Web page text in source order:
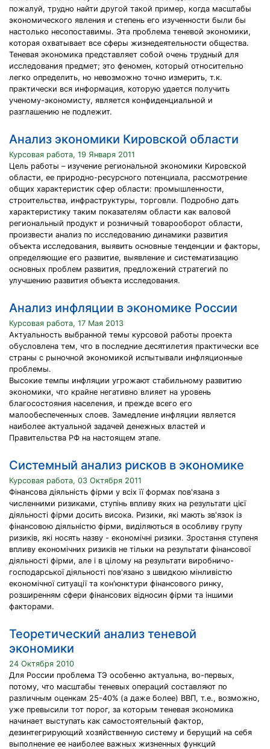
пожалуй, трудно найти другой такой пример, когда масштабы
экономического явления и степень его изученности были бы
настолько несопоставимы. Эта проблема теневой экономики,
которая охватывает все сферы жизнедеятельности общества.
Теневая экономика представляет собой очень трудный для
исследования предмет; это феномен, который относительно
легко определить, но невозможно точно измерить, т.к.
практически вся информация, которую удается получить
ученому-экономисту, является конфиденциальной и
разглашению не подлежит.
Анализ экономики Кировской области
Курсовая работа, 19 Января 2011
Цель работы – изучение региональной экономики Кировской
области, ее природно-ресурсного потенциала, рассмотрение
общих характеристик сфер области: промышленности,
строительства, инфраструктуры, торговли. Подробно дать
характеристику таким показателям области как валовой
региональный продукт и розничный товарооборот области,
произвести анализ по исследованию динамики развития
объекта исследования, выявить основные тенденции и факторы,
определяющие его развитие, выявление и систематизацию
основных проблем развития, предложений стратегий по
улучшению развития объекта исследования.
Анализ инфляции в экономике России
Курсовая работа, 17 Мая 2013
Актуальность выбранной темы курсовой работы проекта
обусловлена тем, что в последние десятилетия практически все
страны с рыночной экономикой испытывали инфляционные
проблемы.
Высокие темпы инфляции угрожают стабильному развитию
экономики, что крайне негативно влияет на уровень
благосостояния населения, и прежде всего его
малообеспеченных слоев. Замедление инфляции является
наиболее актуальной задачей денежных властей и
Правительства РФ на настоящем этапе.
Системный анализ рисков в экономике
Курсовая работа, 03 Октября 2011
Фінансова діяльність фірми у всіх її формах пов'язана з
численними ризиками, ступінь впливу яких на результати цієї
діяльності фірми досить висока. Ризики, які мають зв'язок із
фінансовою діяльністю фірми, виділяються в особливу групу
ризиків, які носять назву - економічні ризики. Зростання ступеня
впливу економічних ризиків не тільки на результати фінансової
діяльності фірми, але і в цілому на результати виробничо-
господарської діяльності пов'язано з швидкою мінливістю
економічної ситуації та кон'юнктури фінансового ринку,
розширенням сфери фінансових відносин фірми та іншими
факторами.
Теоретический анализ теневой
экономики
24 Октября 2010
Для России проблема ТЭ особенно актуальна, во-первых,
потому, что масштабы теневых операций составляют по
различным оценкам 25-40% (а даже более) ВВП, т.е., возможно,
уже превысили тот порог, за которым теневая экономика
начинает выступать как самостоятельный фактор,
дезинтегрирующий хозяйственную систему и берущий на себя
выполнение ее наиболее важных жизненных функций